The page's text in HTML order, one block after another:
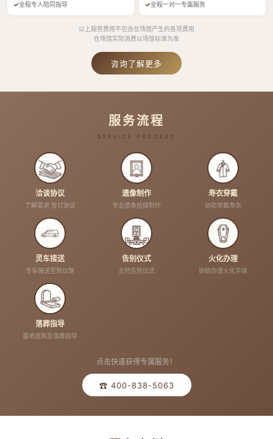
全程专人陪同指导
全程一对一专属服务
以上服务费用不包含在场馆产生的各项费用
在场馆实际消费以场馆标准为准
咨询了解更多
服务流程
SERVICE PROCESS
洽谈协议
了解需求 签订协议
遗像制作
专业遗像拍摄制作
寿衣穿戴
协助穿戴寿衣
灵车接送
专车接送至殡仪馆
告别仪式
主持告别仪式
火化办理
协助办理火化手续
落葬指导
墓地选购及落葬指导
点击快速获得专属服务！
☎ 400-838-5063